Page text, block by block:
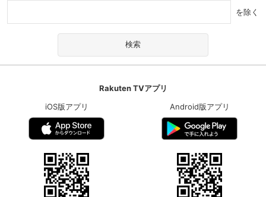
を除く
Rakuten TVアプリ
iOS版アプリ
Android版アプリ